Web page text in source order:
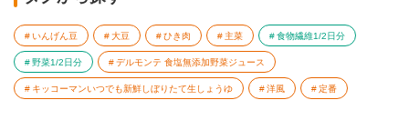
いんげん豆 大豆 ひき肉 主菜 食物繊維1/2日分
野菜1/2日分 デルモンテ 食塩無添加野菜ジュース
キッコーマンいつでも新鮮しぼりたて生しょうゆ 洋風 定番